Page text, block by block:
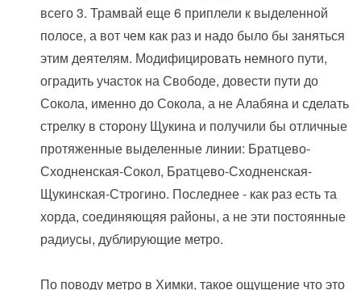
всего 3. Трамвай еще 6 приплели к выделенной
полосе, а вот чем как раз и надо было бы заняться
этим деятелям. Модифицировать немного пути,
оградить участок на Свободе, довести пути до
Сокола, именно до Сокола, а не Алабяна и сделать
стрелку в сторону Щукина и получили бы отличные
протяженные выделенные линии: Братцево-
Сходненская-Сокол, Братцево-Сходненская-
Щукинская-Строгино. Последнее - как раз есть та
хорда, соединяющяя районы, а не эти постоянные
радиусы, дублирующие метро.
По поводу метро в Химки, такое ощущение что это